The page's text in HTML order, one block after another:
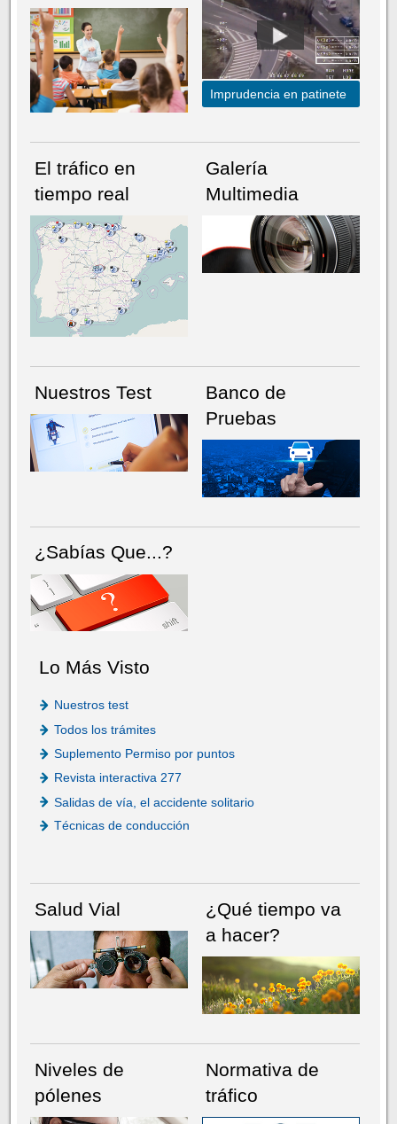
NÚMERO ACTUALHEMEROTECA
Imprudencia en patinete
El tráfico en
tiempo real
Galería
Multimedia
Nuestros Test
Banco de
Pruebas
¿Sabías Que...?
Lo Más Visto
Nuestros test
Todos los trámites
Suplemento Permiso por puntos
Revista interactiva 277
Salidas de vía, el accidente solitario
Técnicas de conducción
Salud Vial
¿Qué tiempo va
a hacer?
Niveles de
pólenes
Normativa de
tráfico